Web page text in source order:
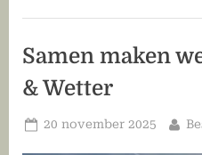
Samen maken
& Wetter
Geplaatst
20 november 2025